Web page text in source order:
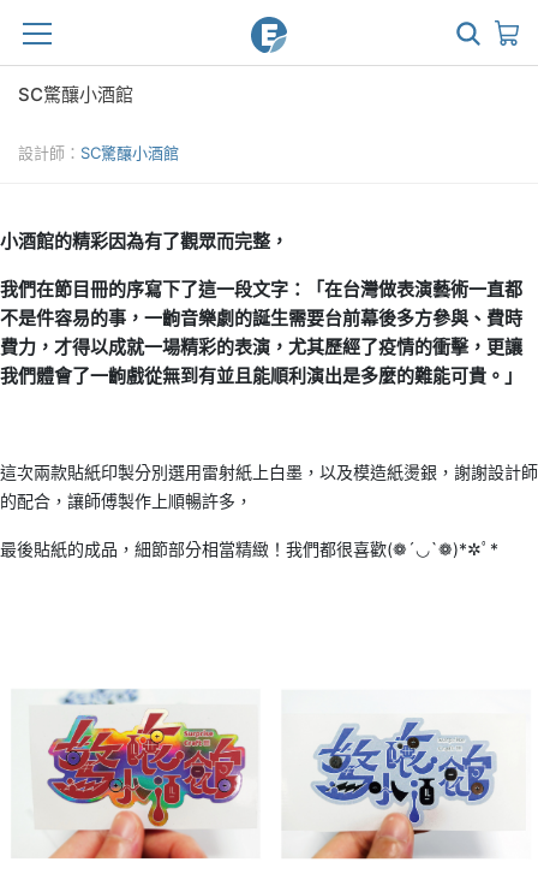
SC驚釀小酒館
設計師： SC驚釀小酒館
小酒館的精彩因為有了觀眾而完整，
我們在節目冊的序寫下了這一段文字：「在台灣做表演藝術一直都
不是件容易的事，一齣音樂劇的誕生需要台前幕後多方參與、費時
費力，才得以成就一場精彩的表演，尤其歷經了疫情的衝擊，更讓
我們體會了一齣戲從無到有並且能順利演出是多麼的難能可貴。」
這次兩款貼紙印製分別選用雷射紙上白墨，以及模造紙燙銀，謝謝設計師
的配合，讓師傅製作上順暢許多，
最後貼紙的成品，細節部分相當精緻！我們都很喜歡(❁´◡`❁)*✲ﾟ*